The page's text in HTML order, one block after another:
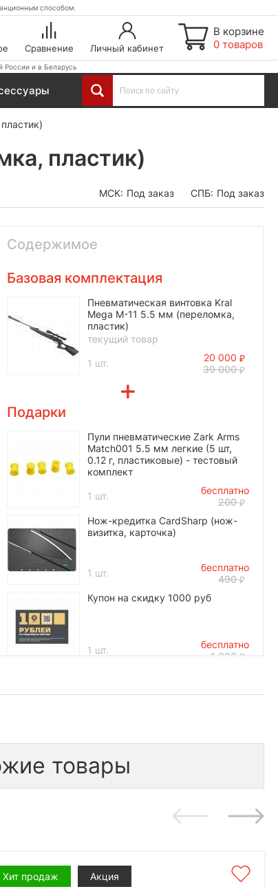
способом.
Сравнение Личный кабинет
В корзине
0 товаров
России и в Беларусь
пластик)
МСК: Под заказ СПБ: Под заказ
Содержимое
Базовая комплектация
Пневматическая винтовка Kral
Mega M-11 5.5 мм (переломка,
пластик)
текущий товар
1 шт.
20 000
39 000
Подарки
Пули пневматические Zark Arms
Match001 5.5 мм легкие (5 шт,
0.12 г, пластиковые) - тестовый
комплект
1 шт.
бесплатно
200
Нож-кредитка CardSharp (нож-
визитка, карточка)
1 шт.
бесплатно
490
Купон на скидку 1000 руб
1 шт.
бесплатно
1 000
товары
Хит продаж Акция